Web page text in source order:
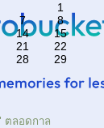
1
7
8
14
15
21
22
28
29
ตลอดกาล